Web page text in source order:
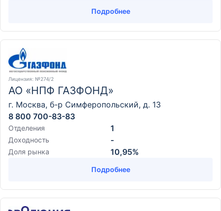
Подробнее
Лицензия: №274/2
АО «НПФ ГАЗФОНД»
г. Москва, б-р Симферопольский, д. 13
8 800 700-83-83
Отделения 1
Доходность -
Доля рынка 10,95%
Подробнее